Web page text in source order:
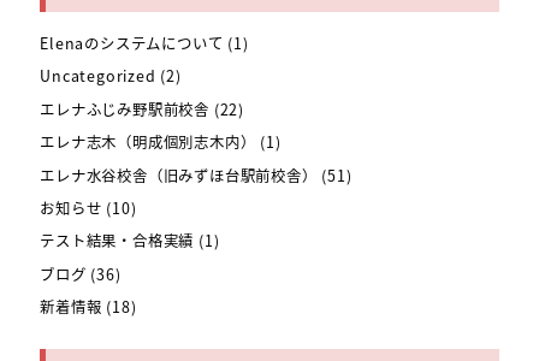
Elenaのシステムについて (1)
Uncategorized (2)
エレナふじみ野駅前校舎 (22)
エレナ志木（明成個別志木内）
(1)
エレナ水谷校舎（旧みずほ台駅前校舎）
(51)
お知らせ (10)
テスト結果・合格実績 (1)
ブログ (36)
新着情報 (18)